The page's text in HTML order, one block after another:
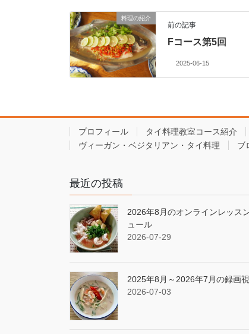
料理の紹介
前の記事
Fコース第5回
2025-06-15
プロフィール タイ料理教室コース紹介
ヴィーガン・ベジタリアン・タイ料理
ブ
最近の投稿
2026年8月のオンラインレッス
ュール
2026-07-29
2025年8月～2026年7月の録画
2026-07-03